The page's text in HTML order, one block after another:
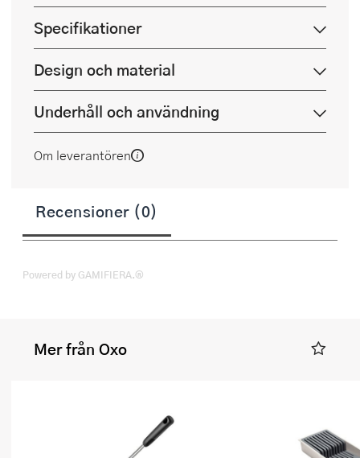
Specifikationer
Design och material
Underhåll och användning
Om leverantören
Recensioner (0)
Powered by GAMIFIERA.®
Mer från Oxo